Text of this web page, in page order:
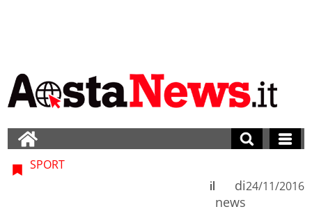
SPORT
di
news
il 24/11/2016